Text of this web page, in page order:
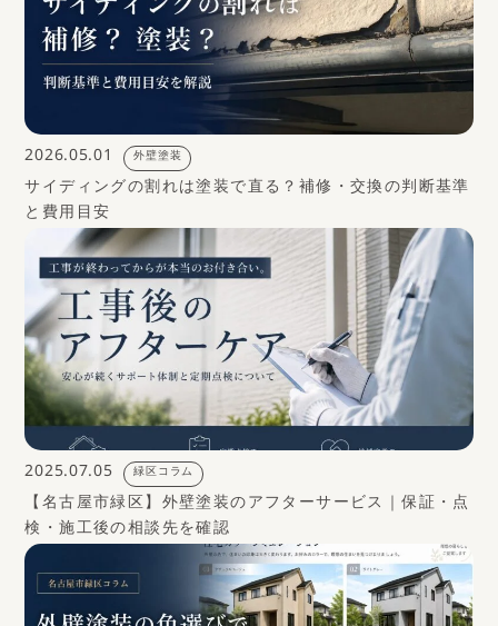
2026.05.01 外壁塗装
サイディングの割れは塗装で直る？補修・交換の判断基準
と費用目安
2025.07.05 緑区コラム
【名古屋市緑区】外壁塗装のアフターサービス｜保証・点
検・施工後の相談先を確認